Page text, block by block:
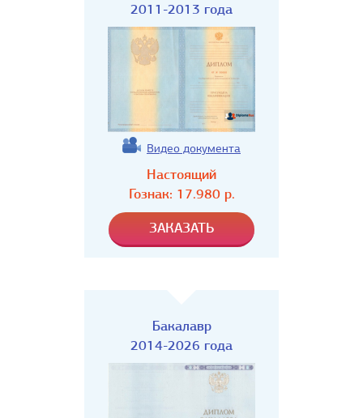
2011-2013 года
Видео документа
Настоящий
Гознак: 17.980р.
Бакалавр
2014-2026 года